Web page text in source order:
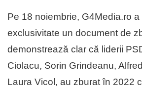
Pe 18 noiembrie, G4Media.ro
exclusivitate un document de
demonstrează clar că liderii
Ciolacu, Sorin Grindeanu,
Laura Vicol, au zburat în 2022